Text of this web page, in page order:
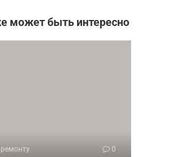
может быть интересно
0